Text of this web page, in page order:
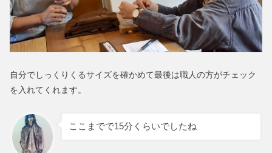
自分でしっくりくるサイズを確かめて最後は職人の方がチェック
を入れてくれます。
ここまでで15分くらいでしたね